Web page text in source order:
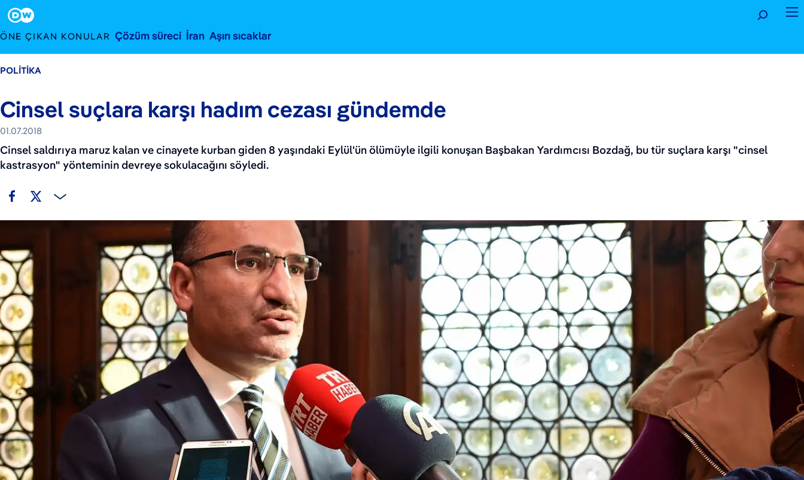
ÖNE ÇIKAN KONULAR Çözüm süreci İran Aşırı sıcaklar
POLITIKA
Cinsel suçlara karşı hadım cezası gündemde
01.07.2018
Cinsel saldırıya maruz kalan ve cinayete kurban giden 8 yaşındaki Eylül'ün ölümüyle ilgili konuşan Başbakan Yardımcısı Bozdağ, bu tür suçlara karşı "cinsel
kastrasyon" yönteminin devreye sokulacağını söyledi.
Footer